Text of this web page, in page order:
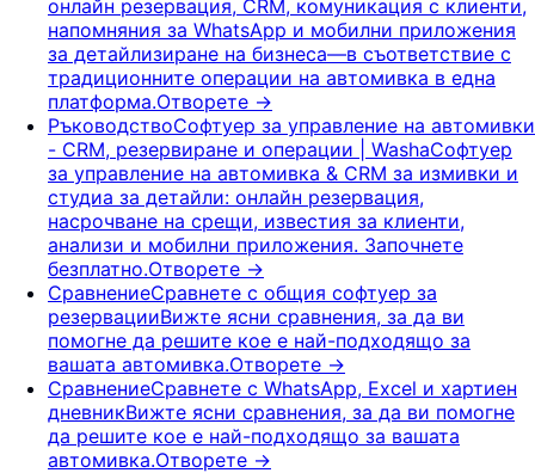
онлайн резервация, CRM, комуникация с клиенти,
напомняния за WhatsApp и мобилни приложения
за детайлизиране на бизнеса—в съответствие с
традиционните операции на автомивка в една
платформа.Отворете →
РъководствоСофтуер за управление на автомивки
- CRM, резервиране и операции | WashaСофтуер
за управление на автомивка & CRM за измивки и
студиа за детайли: онлайн резервация,
насрочване на срещи, известия за клиенти,
анализи и мобилни приложения. Започнете
безплатно.Отворете →
СравнениеСравнете с общия софтуер за
резервацииВижте ясни сравнения, за да ви
помогне да решите кое е най-подходящо за
вашата автомивка.Отворете →
СравнениеСравнете с WhatsApp, Excel и хартиен
дневникВижте ясни сравнения, за да ви помогне
да решите кое е най-подходящо за вашата
автомивка.Отворете →